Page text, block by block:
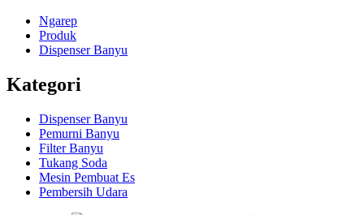
Ngarep
Produk
Dispenser Banyu
Kategori
Dispenser Banyu
Pemurni Banyu
Filter Banyu
Tukang Soda
Mesin Pembuat Es
Pembersih Udara